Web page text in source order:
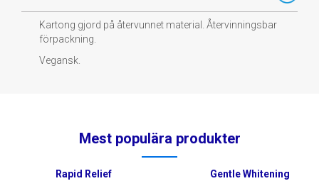
Kartong gjord på återvunnet material. Återvinningsbar
förpackning.
Vegansk.
Mest populära produkter
Rapid Relief Gentle Whitening